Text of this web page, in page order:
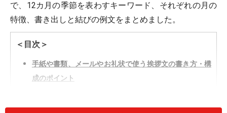
で、12カ月の季節を表わすキーワード、それぞれの月の
特徴、書き出しと結びの例文をまとめました。
＜目次＞
手紙や書類、メールやお礼状で使う挨拶文の書き方・構
成のポイント